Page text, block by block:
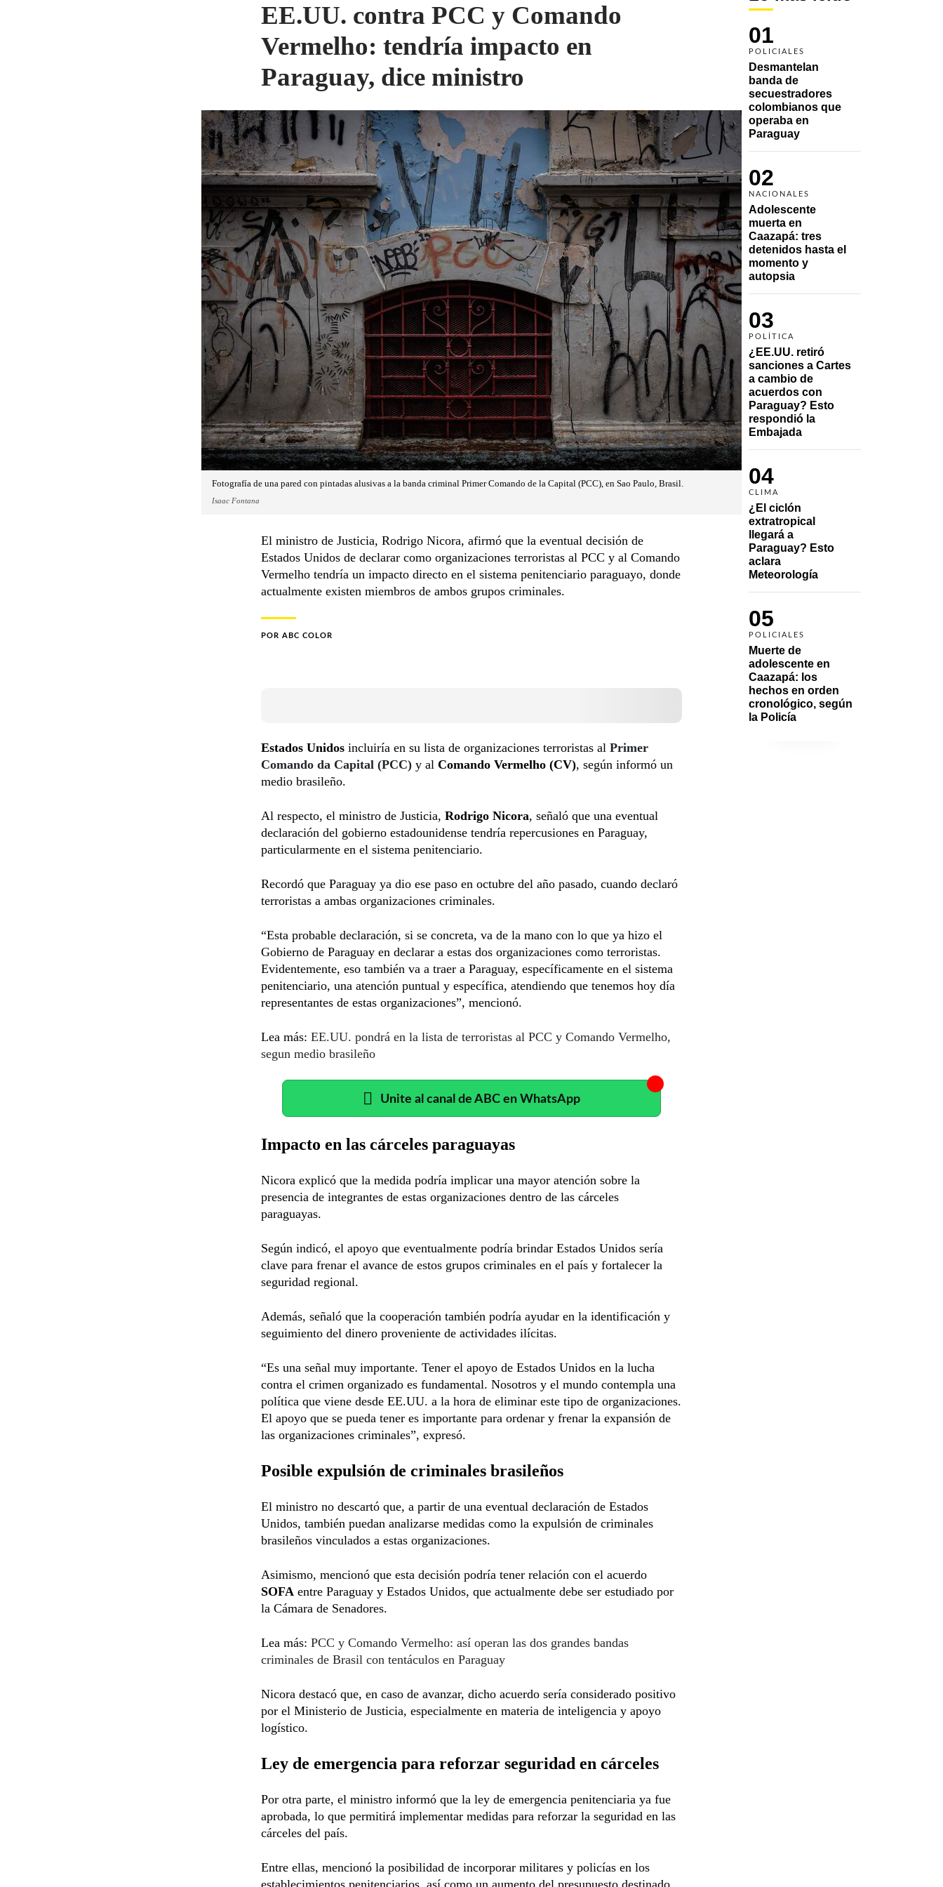
01
POLICIALES
Desmantelan
banda de
secuestradores
colombianos que
operaba en
Paraguay
02
NACIONALES
Adolescente
muerta en
Caazapá: tres
detenidos hasta el
momento y
autopsia
03
POLÍTICA
¿EE.UU. retiró
sanciones a Cartes
a cambio de
acuerdos con
Paraguay? Esto
respondió la
Embajada
04
CLIMA
¿El ciclón
extratropical
llegará a
Paraguay? Esto
aclara
Meteorología
05
POLICIALES
Muerte de
adolescente en
Caazapá: los
hechos en orden
cronológico, según
la Policía
EE.UU. contra PCC y Comando
Vermelho: tendría impacto en
Paraguay, dice ministro
Fotografía de una pared con pintadas alusivas a la banda criminal Primer Comando de la Capital (PCC), en Sao Paulo, Brasil.
Isaac Fontana
El ministro de Justicia, Rodrigo Nicora, afirmó que la eventual decisión de
Estados Unidos de declarar como organizaciones terroristas al PCC y al Comando
Vermelho tendría un impacto directo en el sistema penitenciario paraguayo, donde
actualmente existen miembros de ambos grupos criminales.
POR ABC COLOR
Estados Unidos incluiría en su lista de organizaciones terroristas al Primer
Comando da Capital (PCC) y al Comando Vermelho (CV), según informó un
medio brasileño.
Al respecto, el ministro de Justicia, Rodrigo Nicora, señaló que una eventual
declaración del gobierno estadounidense tendría repercusiones en Paraguay,
particularmente en el sistema penitenciario.
Recordó que Paraguay ya dio ese paso en octubre del año pasado, cuando declaró
terroristas a ambas organizaciones criminales.
“Esta probable declaración, si se concreta, va de la mano con lo que ya hizo el
Gobierno de Paraguay en declarar a estas dos organizaciones como terroristas.
Evidentemente, eso también va a traer a Paraguay, específicamente en el sistema
penitenciario, una atención puntual y específica, atendiendo que tenemos hoy día
representantes de estas organizaciones”, mencionó.
Lea más: EE.UU. pondrá en la lista de terroristas al PCC y Comando Vermelho,
segun medio brasileño
Unite al canal de ABC en WhatsApp
Impacto en las cárceles paraguayas
Nicora explicó que la medida podría implicar una mayor atención sobre la
presencia de integrantes de estas organizaciones dentro de las cárceles
paraguayas.
Según indicó, el apoyo que eventualmente podría brindar Estados Unidos sería
clave para frenar el avance de estos grupos criminales en el país y fortalecer la
seguridad regional.
Además, señaló que la cooperación también podría ayudar en la identificación y
seguimiento del dinero proveniente de actividades ilícitas.
“Es una señal muy importante. Tener el apoyo de Estados Unidos en la lucha
contra el crimen organizado es fundamental. Nosotros y el mundo contempla una
política que viene desde EE.UU. a la hora de eliminar este tipo de organizaciones.
El apoyo que se pueda tener es importante para ordenar y frenar la expansión de
las organizaciones criminales”, expresó.
Posible expulsión de criminales brasileños
El ministro no descartó que, a partir de una eventual declaración de Estados
Unidos, también puedan analizarse medidas como la expulsión de criminales
brasileños vinculados a estas organizaciones.
Asimismo, mencionó que esta decisión podría tener relación con el acuerdo
SOFA entre Paraguay y Estados Unidos, que actualmente debe ser estudiado por
la Cámara de Senadores.
Lea más: PCC y Comando Vermelho: así operan las dos grandes bandas
criminales de Brasil con tentáculos en Paraguay
Nicora destacó que, en caso de avanzar, dicho acuerdo sería considerado positivo
por el Ministerio de Justicia, especialmente en materia de inteligencia y apoyo
logístico.
Ley de emergencia para reforzar seguridad en cárceles
Por otra parte, el ministro informó que la ley de emergencia penitenciaria ya fue
aprobada, lo que permitirá implementar medidas para reforzar la seguridad en las
cárceles del país.
Entre ellas, mencionó la posibilidad de incorporar militares y policías en los
establecimientos penitenciarios, así como un aumento del presupuesto destinado